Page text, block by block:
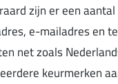
zijn er een
e-mailadres en
net zoals
keurmerken